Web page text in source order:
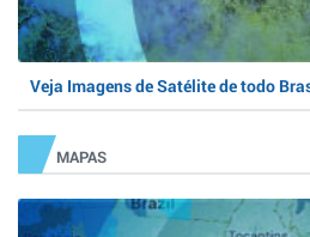
Veja Imagens de Satélite de todo
MAPAS